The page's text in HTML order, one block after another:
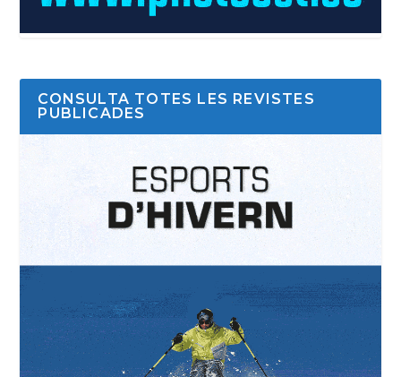
CONSULTA TOTES LES REVISTES
PUBLICADES